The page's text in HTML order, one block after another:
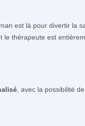
est là pour divertir la
le thérapeute est
, avec la possibilité